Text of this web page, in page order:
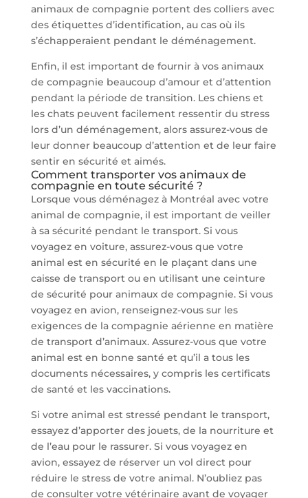
animaux de compagnie portent des colliers avec
des étiquettes d’identification, au cas où ils
s’échapperaient pendant le déménagement.
Enfin, il est important de fournir à vos animaux
de compagnie beaucoup d’amour et d’attention
pendant la période de transition. Les chiens et
les chats peuvent facilement ressentir du stress
lors d’un déménagement, alors assurez-vous de
leur donner beaucoup d’attention et de leur faire
sentir en sécurité et aimés.
Comment transporter vos animaux de
compagnie en toute sécurité ?
Lorsque vous déménagez à Montréal avec votre
animal de compagnie, il est important de veiller
à sa sécurité pendant le transport. Si vous
voyagez en voiture, assurez-vous que votre
animal est en sécurité en le plaçant dans une
caisse de transport ou en utilisant une ceinture
de sécurité pour animaux de compagnie. Si vous
voyagez en avion, renseignez-vous sur les
exigences de la compagnie aérienne en matière
de transport d’animaux. Assurez-vous que votre
animal est en bonne santé et qu’il a tous les
documents nécessaires, y compris les certificats
de santé et les vaccinations.
Si votre animal est stressé pendant le transport,
essayez d’apporter des jouets, de la nourriture et
de l’eau pour le rassurer. Si vous voyagez en
avion, essayez de réserver un vol direct pour
réduire le stress de votre animal. N’oubliez pas
de consulter votre vétérinaire avant de voyager